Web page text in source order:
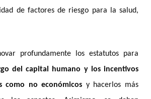
de factores de riesgo para la salud,
profundamente los estatutos para
del capital humano y los incentivos
como no económicos y hacerlos más